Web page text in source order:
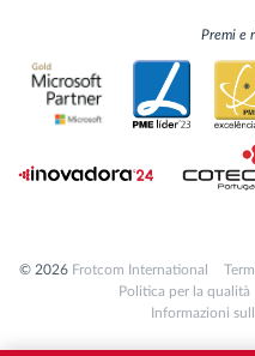
Premi e
© 2026 Frotcom International
Politica per la qualità
Informazioni